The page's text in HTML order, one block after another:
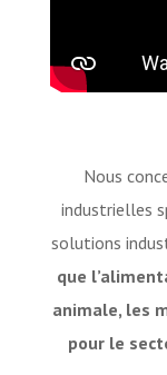
Nous
industrielles
solutions
que
animale, les
pour le